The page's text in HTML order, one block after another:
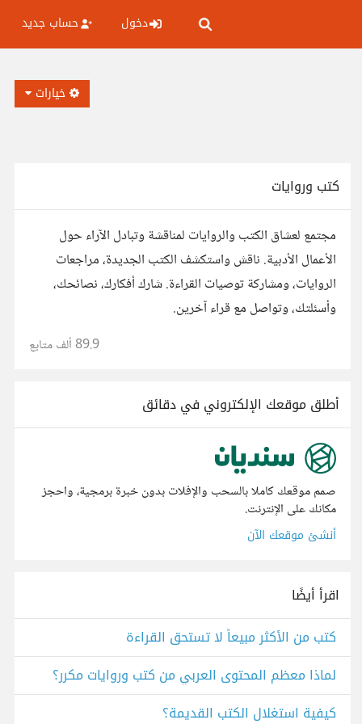
دخول حساب جديد
خيارات
كتب وروايات
مجتمع لعشاق الكتب والروايات لمناقشة وتبادل الآراء حول
الأعمال الأدبية. ناقش واستكشف الكتب الجديدة، مراجعات
الروايات، ومشاركة توصيات القراءة. شارك أفكارك، نصائحك،
وأسئلتك، وتواصل مع قراء آخرين.
89.9 ألف متابع
أطلق موقعك الإلكتروني في دقائق
صمم موقعك كاملا بالسحب والإفلات بدون خبرة برمجية، واحجز
مكانك على الإنترنت.
أنشئ موقعك الآن
اقرأ أيضًا
كتب من الأكثر مبيعاً لا تستحق القراءة
لماذا معظم المحتوى العربي من كتب وروايات مكرر؟
كيفية استغلال الكتب القديمة؟